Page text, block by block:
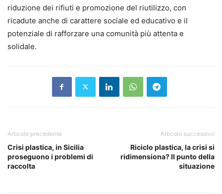
riduzione dei rifiuti e promozione del riutilizzo, con
ricadute anche di carattere sociale ed educativo e il
potenziale di rafforzare una comunità più attenta e
solidale.
Articolo precedente
Crisi plastica, in Sicilia
proseguono i problemi di
raccolta
Articolo successivo
Riciclo plastica, la crisi si
ridimensiona? Il punto della
situazione